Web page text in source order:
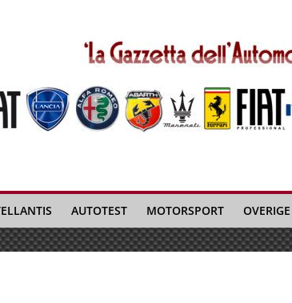
AUTOTEST MOTORSPORT OVERIGE